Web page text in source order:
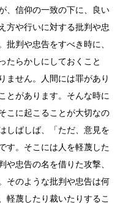
、信仰の一致の下に、良い
方や行いに対する批判や忠
判や忠告をすべき時に、
たらかしにしておくこと
ません。人間には罪があり
とがあります。そんな時に
こに起こることが大切なの
しばしば、「ただ、意見を
す。そこには人を軽蔑した
や忠告の名を借りた攻撃、
そのような批判や忠告は何
軽蔑したり裁いたりするこ